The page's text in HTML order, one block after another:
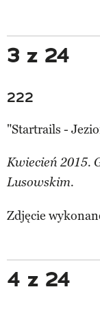
3 z 24
222
"Startrails -
Kwiecień 2015.
Lusowskim.
Zdjęcie
4 z 24